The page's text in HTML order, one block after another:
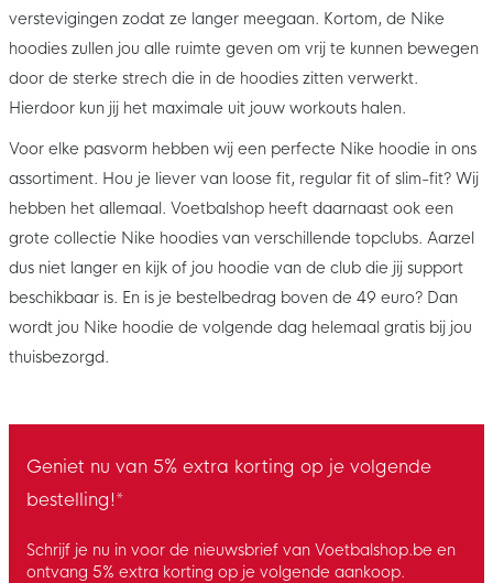
verstevigingen zodat ze langer meegaan. Kortom, de Nike
hoodies zullen jou alle ruimte geven om vrij te kunnen bewegen
door de sterke strech die in de hoodies zitten verwerkt.
Hierdoor kun jij het maximale uit jouw workouts halen.
Voor elke pasvorm hebben wij een perfecte Nike hoodie in ons
assortiment. Hou je liever van loose fit, regular fit of slim-fit? Wij
hebben het allemaal. Voetbalshop heeft daarnaast ook een
grote collectie Nike hoodies van verschillende topclubs. Aarzel
dus niet langer en kijk of jou hoodie van de club die jij support
beschikbaar is. En is je bestelbedrag boven de 49 euro? Dan
wordt jou Nike hoodie de volgende dag helemaal gratis bij jou
thuisbezorgd.
Geniet nu van 5% extra korting op je volgende
bestelling!*
Schrijf je nu in voor de nieuwsbrief van Voetbalshop.be en
ontvang 5% extra korting op je volgende aankoop.